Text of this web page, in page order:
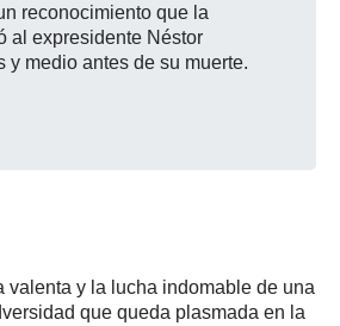
reconocimiento que la
al expresidente Néstor
y medio antes de su muerte.